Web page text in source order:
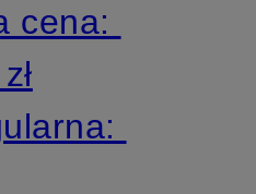
cena: